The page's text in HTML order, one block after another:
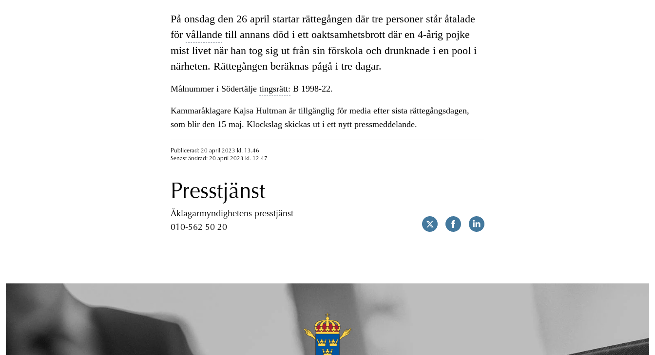
På onsdag den 26 april startar rättegången där tre personer står åtalade
för vållande till annans död i ett oaktsamhetsbrott där en 4-årig pojke
mist livet när han tog sig ut från sin förskola och drunknade i en pool i
närheten. Rättegången beräknas pågå i tre dagar.
Målnummer i Södertälje tingsrätt: B 1998-22.
Kammaråklagare Kajsa Hultman är tillgänglig för media efter sista rättegångsdagen,
som blir den 15 maj. Klockslag skickas ut i ett nytt pressmeddelande.
Publicerad: 20 april 2023 kl. 13.46
Senast ändrad: 20 april 2023 kl. 12.47
Presstjänst
Åklagarmyndighetens presstjänst
010-562 50 20